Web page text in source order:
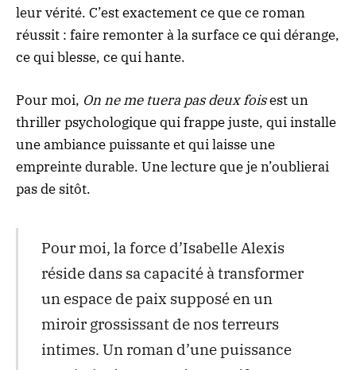
leur vérité. C’est exactement ce que ce roman
réussit : faire remonter à la surface ce qui dérange,
ce qui blesse, ce qui hante.
Pour moi, On ne me tuera pas deux foisest un
thriller psychologique qui frappe juste, qui installe
une ambiance puissante et qui laisse une
empreinte durable. Une lecture que je n’oublierai
pas de sitôt.
Pour moi, la force d’Isabelle Alexis
réside dans sa capacité à transformer
un espace de paix supposé en un
miroir grossissant de nos terreurs
intimes. Un roman d’une puissance